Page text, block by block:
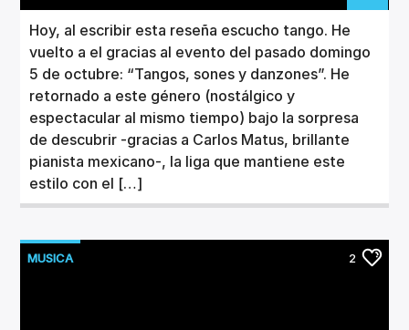
Hoy, al escribir esta reseña escucho tango. He
vuelto a el gracias al evento del pasado domingo
5 de octubre: “Tangos, sones y danzones”. He
retornado a este género (nostálgico y
espectacular al mismo tiempo) bajo la sorpresa
de descubrir -gracias a Carlos Matus, brillante
pianista mexicano-, la liga que mantiene este
estilo con el […]
MUSICA 2